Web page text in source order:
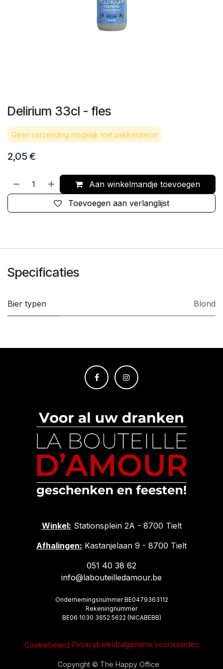
Delirium 33cl - fles
Geen verzending mogelijk met pakketdienst
2,05 €
Aan winkelmandje toevoegen
Toevoegen aan verlanglijst
Specificaties
Bier typen Blond
Winkel: Stationsplein 2A - 8700 Tielt
Afhalingen: Kastanjelaan 9 - 8700 Tielt
051 40 38 62
info@labouteilledamour.be
Ondernemingsnummer BE0479363112
Rekeningnummer
BE06 1030 3652 5622 (NICABEBB)
Cookiebeleid Privacybeleid/algemene voorwaarden
Copyright © The Happy Office